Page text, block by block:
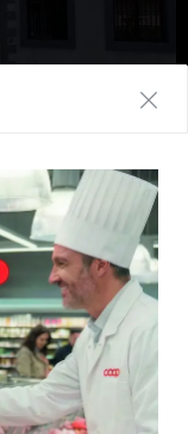
il PD
a
della Piana